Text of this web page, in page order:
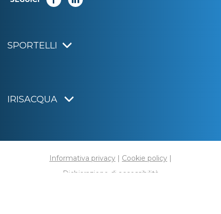
SPORTELLI
IRISACQUA
Informativa privacy Cookie policy
Dichiarazione di accessibilità